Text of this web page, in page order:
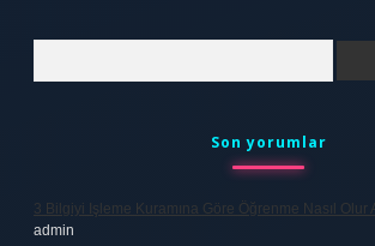
Son yorumlar
3 Bilgiyi Işleme Kuramına Göre Öğrenme Nasıl Olur
admin